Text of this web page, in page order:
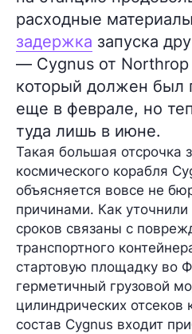
расходные
задержка запуска
— Cygnus от Northrop
который должен был
еще в феврале, но
туда лишь в июне.
Такая большая отсрочка
космического корабля
объясняется вовсе не
причинами. Как
сроков связаны с
транспортного
стартовую площадку во
герметичный грузовой
цилиндрических отсеков
состав Cygnus входит